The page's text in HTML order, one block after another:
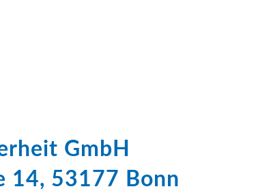
GmbH
14, 53177 Bonn